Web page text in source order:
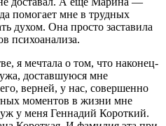
помогает мне в трудных
духом. Она просто заставила
психоанализа.
я мечтала о том, что наконец-
доставшуюся мне
верней, у нас, совершенно
моментов в жизни мне
у меня Геннадий Короткий.